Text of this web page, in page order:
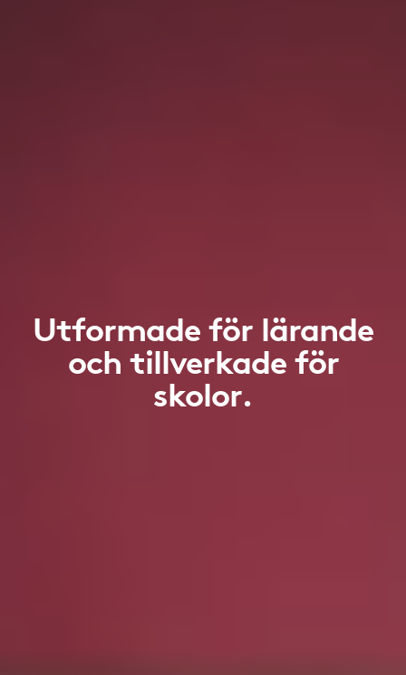
Utformade för lärande
och tillverkade för
skolor.